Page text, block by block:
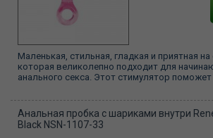
Маленькая, стильная, гладкая и приятная
которая великолепно подходит для
анального секса. Этот стимулятор поможет
Анальная пробка с шариками внутри
Black NSN-1107-33